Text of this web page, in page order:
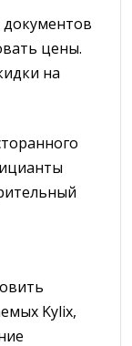
цены.
на
Kylix,